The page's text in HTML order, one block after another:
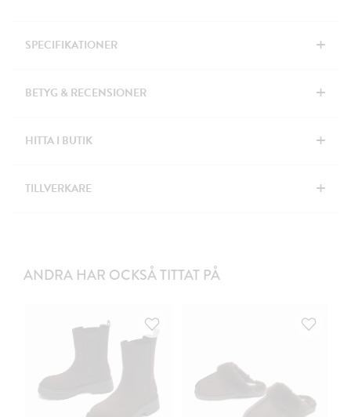
SPECIFIKATIONER +
BETYG & RECENSIONER +
HITTA I BUTIK +
TILLVERKARE +
ANDRA HAR OCKSÅ TITTAT PÅ